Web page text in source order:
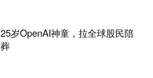
25岁OpenAI神童，拉全球股民陪
葬